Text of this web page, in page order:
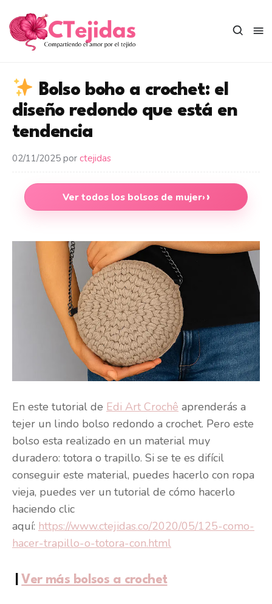
contenido
Bolso boho a crochet: el
diseño redondo que está en
tendencia
02/11/2025 por ctejidas
Ver todos los bolsos de mujer›
En este tutorial de Edi Art Crochê aprenderás a
tejer un lindo bolso redondo a crochet. Pero este
bolso esta realizado en un material muy
duradero: totora o trapillo. Si se te es difícil
conseguir este material, puedes hacerlo con ropa
vieja, puedes ver un tutorial de cómo hacerlo
haciendo clic
aquí: https://www.ctejidas.co/2020/05/125-como-
hacer-trapillo-o-totora-con.html
Ver más bolsos a crochet